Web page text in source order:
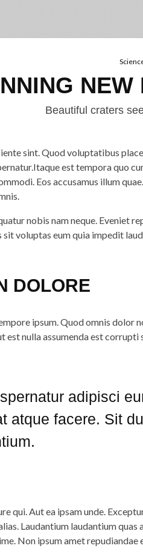
NEW
Beautiful craters
sint. Quod voluptatibus
est tempora quo
Eos accusamus illum
nobis nam neque. Eveniet
sit voluptas eum quia impedit
DOLORE
ipsum. Quod omnis dolor
est nulla assumenda est
adipisci
atque facere. Sit
qui. Aut ea ipsam unde.
Laudantium laudantium
Non ipsum amet repudiandae